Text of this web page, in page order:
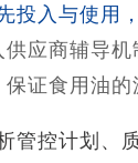
投入与使用
应商辅导
保证食用油的
管控计划、